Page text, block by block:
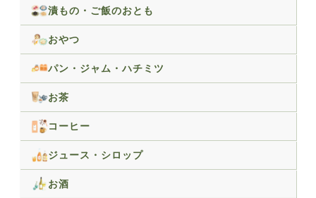
漬もの・ご飯のおとも
おやつ
パン・ジャム・ハチミツ
お茶
コーヒー
ジュース・シロップ
お酒